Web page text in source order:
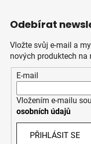
Odebírat
Vložte svůj e-mail a
nových produktech na
E-mail
Vložením e-mailu
osobních údajů
PŘIHLÁSIT SE